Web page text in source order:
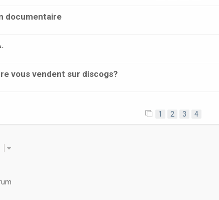
documentaire
vous vendent sur discogs?
1 2 3 4